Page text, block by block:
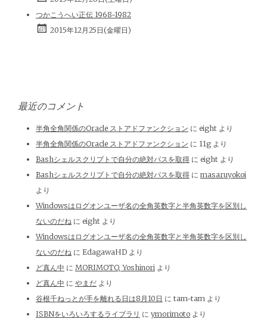
つかこうへい正伝 1968-1982
2015年12月25日(金曜日)
最近のコメント
半角全角関係のOracle ストアドファンクション に eight より
半角全角関係のOracle ストアドファンクション に 11g より
Bashシェルスクリプトで自分の絶対パスを取得 に eight より
Bashシェルスクリプトで自分の絶対パスを取得 に masaruyokoi
より
Windowsはログオンユーザ名の全角英数字と半角英数字を区別し
ないのだね に eight より
Windowsはログオンユーザ名の全角英数字と半角英数字を区別し
ないのだね に EdagawaHD より
ど真ん中 に MORIMOTO, Yoshinori より
ど真ん中 に やまだ より
谷根千ねっとが手を離れる日は8月10日 に tam-tam より
ISBNをいろいろするライブラリ に ymorimoto より